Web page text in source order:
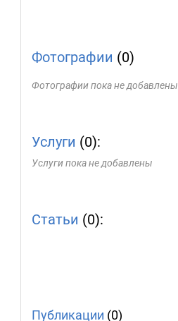
Фотографии (0)
Фотографии пока не добавлены
Услуги (0):
Услуги пока не добавлены
Статьи (0):
Публикации (0)